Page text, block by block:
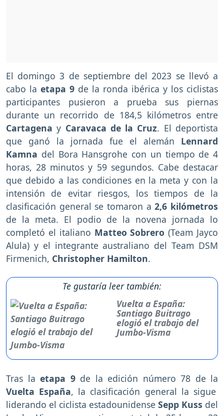
El domingo 3 de septiembre del 2023 se llevó a
cabo la etapa 9 de la ronda ibérica y los ciclistas
participantes pusieron a prueba sus piernas
durante un recorrido de 184,5 kilómetros entre
Cartagenay Caravaca de la Cruz. El deportista
que ganó la jornada fue el alemán Lennard
Kamna del Bora Hansgrohe con un tiempo de 4
horas, 28 minutos y 59 segundos. Cabe destacar
que debido a las condiciones en la meta y con la
intensión de evitar riesgos, los tiempos de la
clasificación general se tomaron a2,6 kilómetros
de la meta. El podio de la novena jornada lo
completó el italiano Matteo Sobrero(Team Jayco
Alula) y el integrante australiano del Team DSM
Firmenich, Christopher Hamilton.
Te gustaría leer también:
Vuelta a España:
Santiago Buitrago
elogió el trabajo del
Jumbo-Visma
Tras la etapa 9de la edición número 78 de la
Vuelta España, la clasificación general la sigue
liderando el ciclista estadounidense Sepp Kuss del